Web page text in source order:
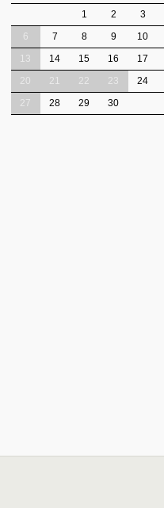
1
2 3
6
7 8 9 10
13
14 15 16 17
20
21 22 23 24
27
28 29 30